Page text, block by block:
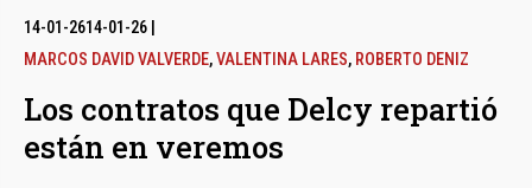
14-01-2614-01-26
MARCOS DAVID VALVERDE,VALENTINA LARES, ROBERTO DENIZ
Los contratos que Delcy repartió
están en veremos